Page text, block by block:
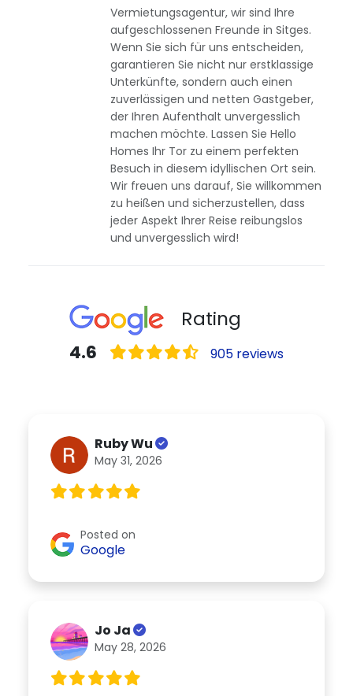
Vermietungsagentur, wir sind Ihre
aufgeschlossenen Freunde in Sitges.
Wenn Sie sich für uns entscheiden,
garantieren Sie nicht nur erstklassige
Unterkünfte, sondern auch einen
zuverlässigen und netten Gastgeber,
der Ihren Aufenthalt unvergesslich
machen möchte. Lassen Sie Hello
Homes Ihr Tor zu einem perfekten
Besuch in diesem idyllischen Ort sein.
Wir freuen uns darauf, Sie willkommen
zu heißen und sicherzustellen, dass
jeder Aspekt Ihrer Reise reibungslos
und unvergesslich wird!
Rating
4.6 905 reviews
Ruby Wu
May 31, 2026
Posted on
Google
Jo Ja
May 28, 2026